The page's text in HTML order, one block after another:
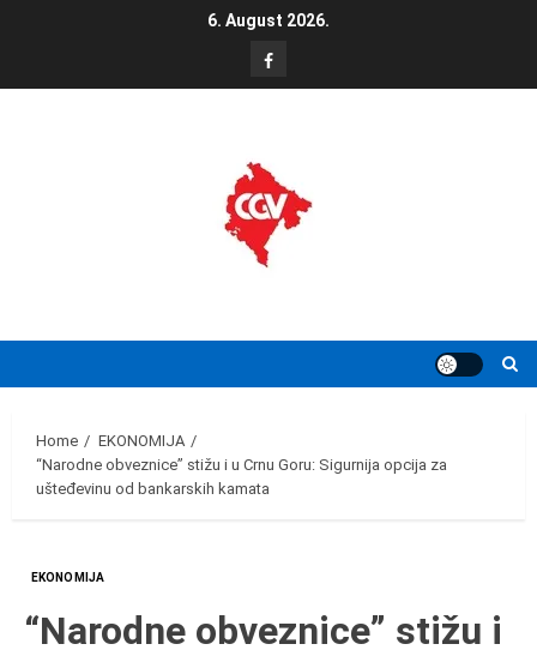
6. August 2026.
FB
Home
EKONOMIJA
“Narodne obveznice” stižu i u Crnu Goru: Sigurnija opcija za
ušteđevinu od bankarskih kamata
EKONOMIJA
“Narodne obveznice” stižu i